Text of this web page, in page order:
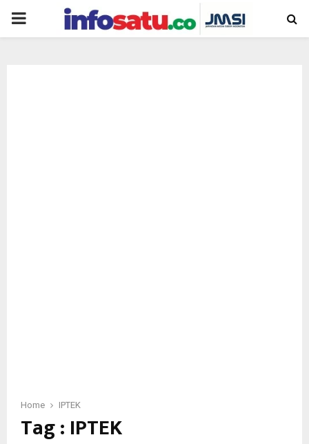
PRIMARY
Home IPTEK
Tag : IPTEK